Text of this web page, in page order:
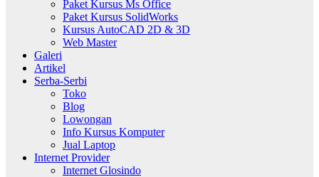
Paket Kursus Ms Office
Paket Kursus SolidWorks
Kursus AutoCAD 2D & 3D
Web Master
Galeri
Artikel
Serba-Serbi
Toko
Blog
Lowongan
Info Kursus Komputer
Jual Laptop
Internet Provider
Internet Glosindo